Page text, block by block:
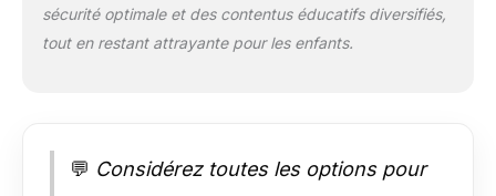
adultes et l’utilisation
du WI-FI pour la
sécurisé / Accès
sécurité optimale et des contentus éducatifs diversifiés,
tout en restant attrayante pour les enfants.
💬 Considérez toutes les options pour